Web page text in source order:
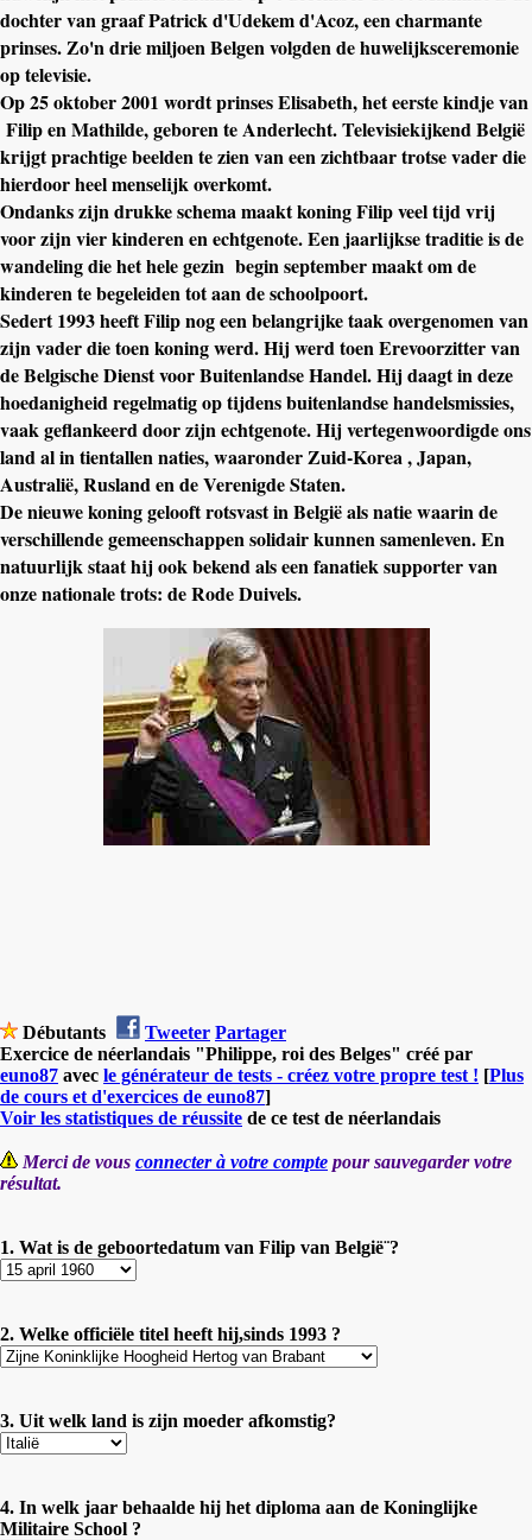
dochter van graaf Patrick d'Udekem d'Acoz, een charmante
prinses. Zo'n drie miljoen Belgen volgden de huwelijksceremonie
op televisie.
Op 25 oktober 2001 wordt prinses Elisabeth, het eerste kindje van
Filip en Mathilde, geboren te Anderlecht. Televisiekijkend België
krijgt prachtige beelden te zien van een zichtbaar trotse vader die
hierdoor heel menselijk overkomt.
Ondanks zijn drukke schema maakt koning Filip veel tijd vrij
voor zijn vier kinderen en echtgenote. Een jaarlijkse traditie is de
wandeling die het hele gezin begin september maakt om de
kinderen te begeleiden tot aan de schoolpoort.
Sedert 1993 heeft Filip nog een belangrijke taak overgenomen van
zijn vader die toen koning werd. Hij werd toen Erevoorzitter van
de Belgische Dienst voor Buitenlandse Handel. Hij daagt in deze
hoedanigheid regelmatig op tijdens buitenlandse handelsmissies,
vaak geflankeerd door zijn echtgenote. Hij vertegenwoordigde ons
land al in tientallen naties, waaronder Zuid-Korea , Japan,
Australië, Rusland en de Verenigde Staten.
De nieuwe koning gelooft rotsvast in België als natie waarin de
verschillende gemeenschappen solidair kunnen samenleven. En
natuurlijk staat hij ook bekend als een fanatiek supporter van
onze nationale trots: de Rode Duivels.
Débutants Tweeter Partager
Exercice de néerlandais "Philippe, roi des Belges" créé par
euno87 avec le générateur de tests - créez votre propre test ! [Plus
de cours et d'exercices de euno87]
Voir les statistiques de réussite de ce test de néerlandais
Merci de vous connecter à votre compte pour sauvegarder votre
résultat.
1. Wat is de geboortedatum van Filip van België¨?
2. Welke officiële titel heeft hij,sinds 1993 ?
3. Uit welk land is zijn moeder afkomstig?
4. In welk jaar behaalde hij het diploma aan de Koninglijke
Militaire School ?